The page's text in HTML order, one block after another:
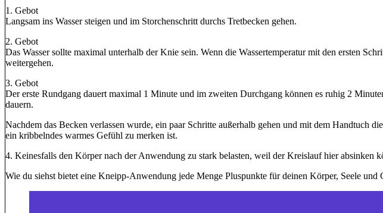
1. Gebot
Langsam ins Wasser steigen und im Storchenschritt durchs Tretbecken gehen.
2. Gebot
Das Wasser sollte maximal unterhalb der Knie sein. Wenn die Wassertemperatur mit den ersten
weitergehen.
3. Gebot
Der erste Rundgang dauert maximal 1 Minute und im zweiten Durchgang können es ruhig 2
dauern.
Nachdem das Becken verlassen wurde, ein paar Schritte außerhalb gehen und mit dem Handtuch
ein kribbelndes warmes Gefühl zu merken ist.
4. Keinesfalls den Körper nach der Anwendung zu stark belasten, weil der Kreislauf hier absinken
Wie du siehst bietet eine Kneipp-Anwendung jede Menge Pluspunkte für deinen Körper, Seele und